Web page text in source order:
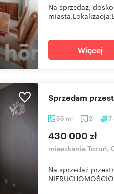
Na sprzedaż,
Więcej
55 m2 2 7
Sprzedam
430 000 zł
mieszkanie Toruń,
Na sprzedaż